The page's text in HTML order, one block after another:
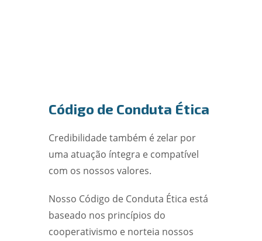
Código de Conduta Ética
Credibilidade também é zelar por
uma atuação íntegra e compatível
com os nossos valores.
Nosso Código de Conduta Ética está
baseado nos princípios do
cooperativismo e norteia nossos